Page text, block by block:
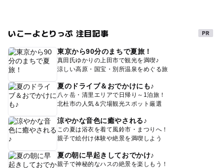
いこーよとりっぷ 注目記事
東京から90分のまちで夏旅！
真田氏ゆかりの上田市で観光を満喫♪
涼しい高原・国宝・別所温泉をめぐる旅
夏のドライブ＆おでかけにも♪
八ヶ岳・清里エリアで日帰り～1泊旅！
北杜市の人気＆穴場観光スポット厳選
涼やかな音色に癒やされる♪
この夏は浴衣を着て風鈴市・まつりへ！
親子で絵付け体験や絶景を満喫しよう
夏の朝に早起きしておでかけ♪
親子で神秘的なハスの絶景を楽しもう！